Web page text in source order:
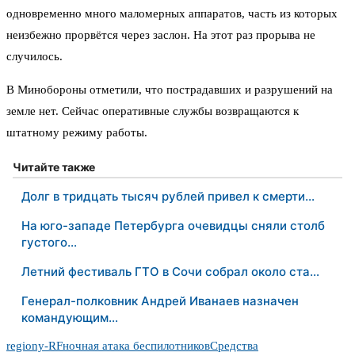
одновременно много маломерных аппаратов, часть из которых
неизбежно прорвётся через заслон. На этот раз прорыва не
случилось.
В Минобороны отметили, что пострадавших и разрушений на
земле нет. Сейчас оперативные службы возвращаются к
штатному режиму работы.
Читайте также
Долг в тридцать тысяч рублей привел к смерти…
На юго-западе Петербурга очевидцы сняли столб
густого…
Летний фестиваль ГТО в Сочи собрал около ста…
Генерал-полковник Андрей Иванаев назначен
командующим…
regiony-RFночная атака беспилотниковСредства